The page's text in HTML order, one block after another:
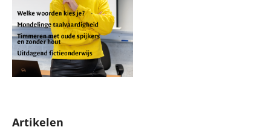
Artikelen